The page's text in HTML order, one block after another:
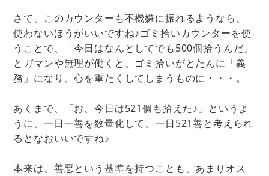
さて、このカウンターも不機嫌に振れるようなら、
使わないほうがいいですね♪ゴミ拾いカウンターを使
うことで、「今日はなんとしてでも500個拾うんだ」
とガマンや無理が働くと、ゴミ拾いがとたんに「義
務」になり、心を重たくしてしまうものに・・・。
あくまで、「お、今日は521個も拾えた♪」というよ
うに、一日一善を数量化して、一日521善と考えられ
るとなおいいですね♪
本来は、善悪という基準を持つことも、あまりオス